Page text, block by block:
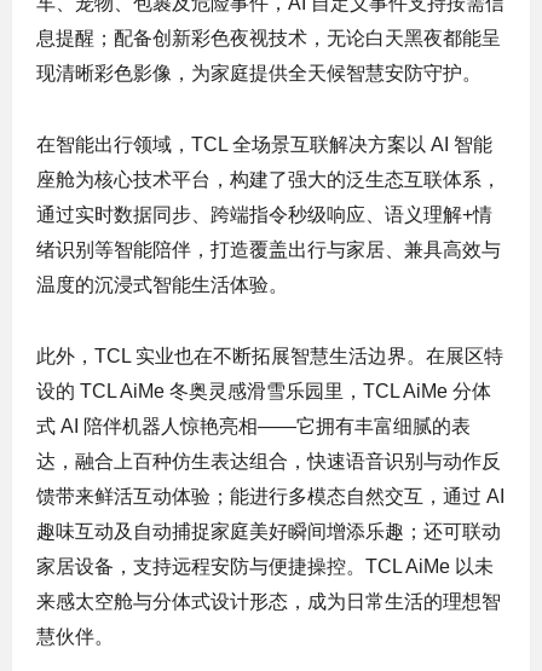
息提醒；配备创新彩色夜视技术，无论白天黑夜都能呈
现清晰彩色影像，为家庭提供全天候智慧安防守护。
在智能出行领域，TCL 全场景互联解决方案以 AI 智能
座舱为核心技术平台，构建了强大的泛生态互联体系，
通过实时数据同步、跨端指令秒级响应、语义理解+情
绪识别等智能陪伴，打造覆盖出行与家居、兼具高效与
温度的沉浸式智能生活体验。
此外，TCL 实业也在不断拓展智慧生活边界。在展区特
设的 TCL AiMe 冬奥灵感滑雪乐园里，TCL AiMe 分体
式 AI 陪伴机器人惊艳亮相——它拥有丰富细腻的表
达，融合上百种仿生表达组合，快速语音识别与动作反
馈带来鲜活互动体验；能进行多模态自然交互，通过 AI
趣味互动及自动捕捉家庭美好瞬间增添乐趣；还可联动
家居设备，支持远程安防与便捷操控。TCL AiMe 以未
来感太空舱与分体式设计形态，成为日常生活的理想智
慧伙伴。